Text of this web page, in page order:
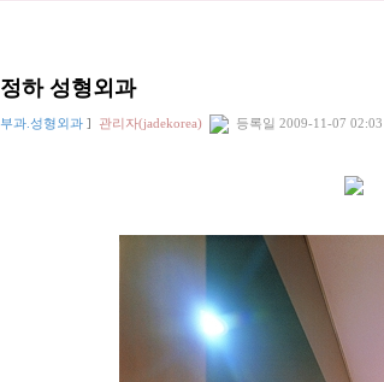
하 성형외과
과.성형외과] 관리자(jadekorea) 등록일 2009-11-07 02:03